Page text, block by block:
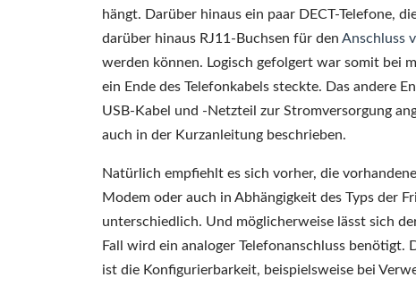
hängt. Darüber hinaus ein paar DECT-Telefone,
darüber hinaus RJ11-Buchsen für den Anschluss
werden können. Logisch gefolgert war somit bei
ein Ende des Telefonkabels steckte. Das andere
USB-Kabel und -Netzteil zur Stromversorgung
auch in der Kurzanleitung beschrieben.
Natürlich empfiehlt es sich vorher, die
Modem oder auch in Abhängigkeit des Typs der
unterschiedlich. Und möglicherweise lässt sich
Fall wird ein analoger Telefonanschluss
ist die Konfigurierbarkeit, beispielsweise bei